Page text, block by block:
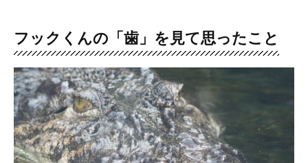
フックくんの「歯」を見て思ったこと